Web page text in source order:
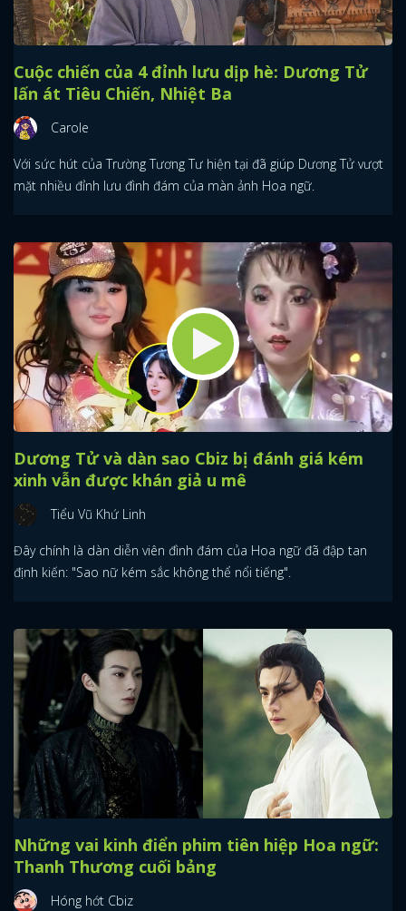
Cuộc chiến của 4 đỉnh lưu dịp hè: Dương Tử
lấn át Tiêu Chiến, Nhiệt Ba
Carole
Với sức hút của Trường Tương Tư hiện tại đã giúp Dương Tử vượt
mặt nhiều đỉnh lưu đình đám của màn ảnh Hoa ngữ.
Dương Tử và dàn sao Cbiz bị đánh giá kém
xinh vẫn được khán giả u mê
Tiểu Vũ Khứ Linh
Đây chính là dàn diễn viên đình đám của Hoa ngữ đã đập tan
định kiến: "Sao nữ kém sắc không thể nổi tiếng".
Những vai kinh điển phim tiên hiệp Hoa ngữ:
Thanh Thương cuối bảng
Hóng hớt Cbiz